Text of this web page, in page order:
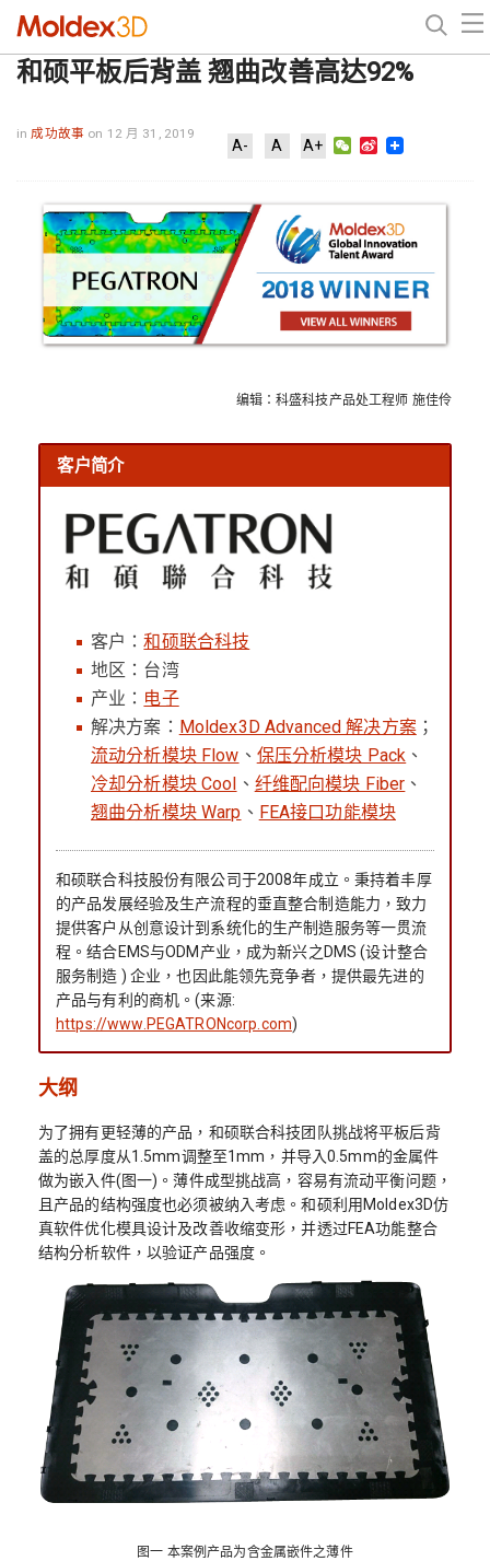
和硕平板后背盖 翘曲改善高达92%
in成功故事 on 12 月 31, 2019
A- A A+ WeChat
Sina
编辑：科盛科技产品处工程师 施佳伶
客户简介
客户：和硕联合科技
地区：台湾
产业： 电子
解决方案： Moldex3D Advanced 解决方案；
流动分析模块 Flow 、 保压分析模块 Pack 、
冷却分析模块 Cool 、 纤维配向模块 Fiber 、
翘曲分析模块 Warp 、 FEA接口功能模块
和硕联合科技股份有限公司于2008年成立。秉持着丰厚
的产品发展经验及生产流程的垂直整合制造能力，致力
提供客户从创意设计到系统化的生产制造服务等一贯流
程。结合EMS与ODM产业，成为新兴之DMS (设计整合
服务制造 ) 企业，也因此能领先竞争者，提供最先进的
产品与有利的商机。(来源:
https://www.PEGATRONcorp.com)
大纲
为了拥有更轻薄的产品，和硕联合科技团队挑战将平板后背
盖的总厚度从1.5mm调整至1mm，并导入0.5mm的金属件
做为嵌入件(图一)。薄件成型挑战高，容易有流动平衡问题，
且产品的结构强度也必须被纳入考虑。和硕利用Moldex3D仿
真软件优化模具设计及改善收缩变形，并透过FEA功能整合
结构分析软件，以验证产品强度。
图一 本案例产品为含金属嵌件之薄件